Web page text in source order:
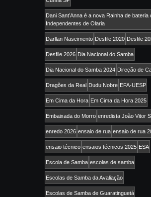
Dani Sant’Anna é a nova Rainha de bateria
Independentes de Olaria
Darllan Nascimento Desfile 2020 Desfile
Desfile 2026 Dia Nacional do Samba
Dia Nacional do Samba 2024 Direção de
Dragões da Real Dudu Nobre EFA-UESP
Em Cima da Hora Em Cima da Hora 2025
Embaixada do Morro enredista João Vitor
enredo 2026 ensaio de rua ensaio de rua
ensaio técnico ensaios técnicos 2025 ESA
Escola de Samba escolas de samba
Escolas de Samba da Avaliação
Escolas de Samba de Guaratinguetá